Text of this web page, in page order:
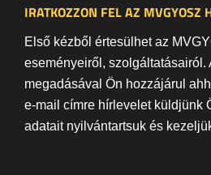
IRATKOZZON FEL AZ MVGYOSZ
Első kézből értesülhet az
eseményeiről, szolgáltatásairól.
megadásával Ön hozzájárul
e-mail címre hírlevelet küldjünk
adatait nyilvántartsuk és